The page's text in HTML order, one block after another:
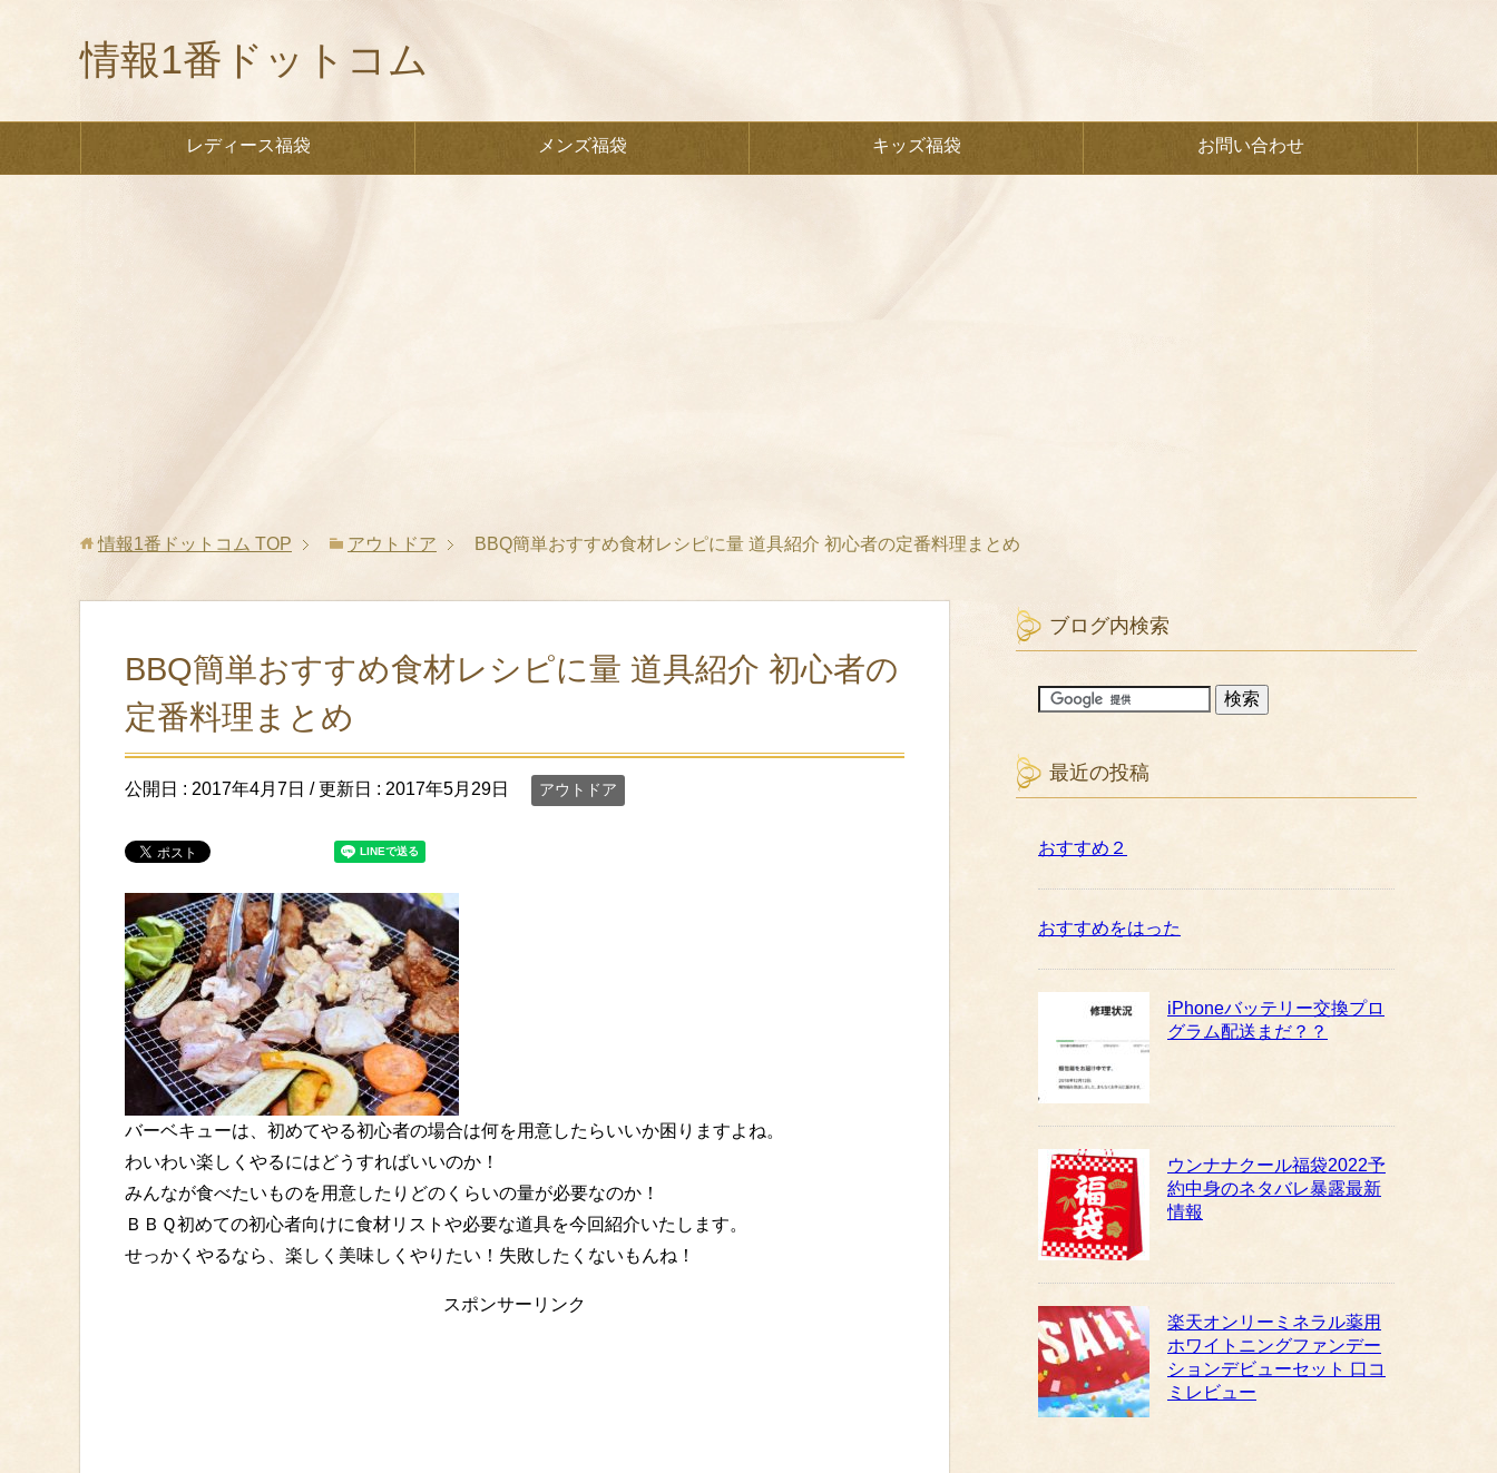
情報1番ドットコム
レディース福袋 メンズ福袋 キッズ福袋 お問い合わせ
情報1番ドットコム TOP アウトドア BBQ簡単おすすめ食材レシピに量 道具紹介 初心者の定番料理まとめ
BBQ簡単おすすめ食材レシピに量 道具紹介 初心者の
定番料理まとめ
公開日 : 2017年4月7日 / 更新日 : 2017年5月29日 アウトドア
バーベキューは、初めてやる初心者の場合は何を用意したらいいか困りますよね。
わいわい楽しくやるにはどうすればいいのか！
みんなが食べたいものを用意したりどのくらいの量が必要なのか！
ＢＢＱ初めての初心者向けに食材リストや必要な道具を今回紹介いたします。
せっかくやるなら、楽しく美味しくやりたい！失敗したくないもんね！
スポンサーリンク
ブログ内検索
最近の投稿
おすすめ２
おすすめをはった
iPhoneバッテリー交換プロ
グラム配送まだ？？
ウンナナクール福袋2022予
約中身のネタバレ暴露最新
情報
楽天オンリーミネラル薬用
ホワイトニングファンデー
ションデビューセット 口コ
ミレビュー